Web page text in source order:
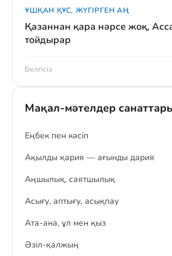
ҰШҚАН ҚҰС, ЖҮГІРГЕН АҢ
Қазаннан қара нәрсе жоқ,
тойдырар
Белгісіз
Мақал-мәтелдер
Eңбек пен кәсіп
Ақылды қария — ағынды дария
Аңшылық, саятшылық
Асығу, аптығу, асықпау
Ата-ана, ұл мен қыз
Әзіл-қалжың